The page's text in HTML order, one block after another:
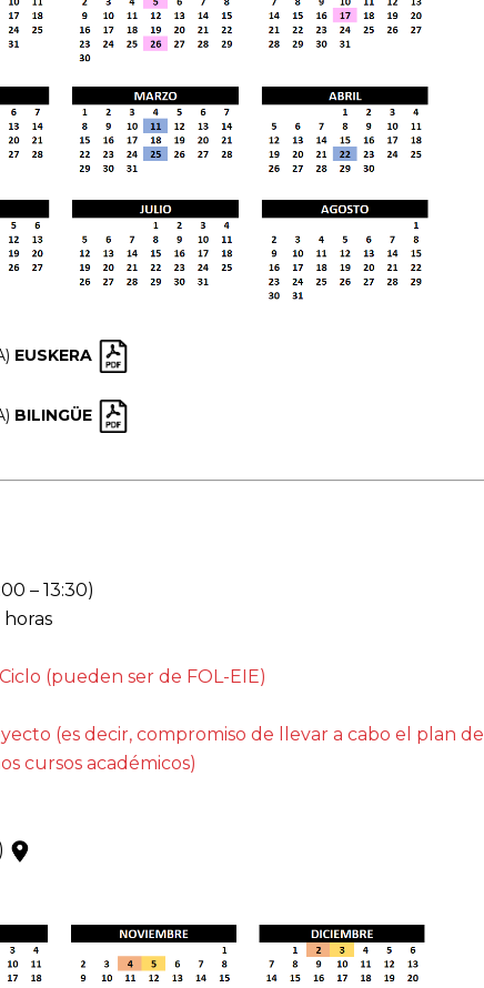
EUSKERA
BILINGÜE
– 13:30)
(pueden ser de FOL-EIE)
(es decir, compromiso de llevar a cabo el plan de
cursos académicos)